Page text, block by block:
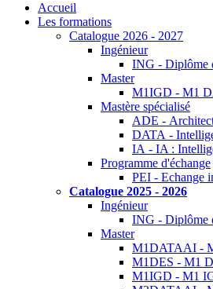
Accueil
Les formations
Catalogue 2026 - 2027
Ingénieur
ING - Diplôme
Master
M1IGD - M1
Mastère spécialisé
ADE -
DATA -
IA - IA :
Programme d'échange
PEI - Echange
Catalogue 2025 - 2026
Ingénieur
ING - Diplôme
Master
M1DATAAI -
M1DES - M1
M1IGD - M1